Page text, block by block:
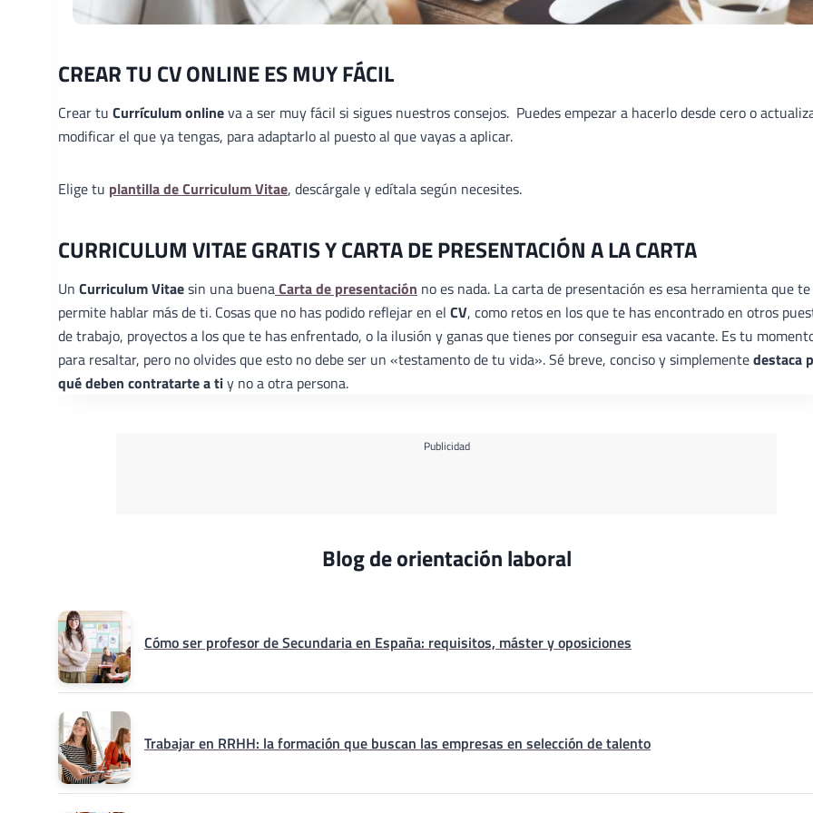
CREAR TU CV ONLINE ES MUY FÁCIL
Crear tu Currículum onlineva a ser muy fácil si sigues nuestros consejos. Puedes empezar a hacerlo desde cero o
modificar el que ya tengas, para adaptarlo al puesto al que vayas a aplicar.
Elige tu plantilla de Curriculum Vitae, descárgale y edítala según necesites.
CURRICULUM VITAE GRATIS Y CARTA DE PRESENTACIÓN A LA CARTA
Un Curriculum Vitaesin una buenaCarta de presentación no es nada. La carta de presentación es esa herramienta que te
permite hablar más de ti. Cosas que no has podido reflejar en el CV, como retos en los que te has encontrado en otros
de trabajo, proyectos a los que te has enfrentado, o la ilusión y ganas que tienes por conseguir esa vacante. Es tu
para resaltar, pero no olvides que esto no debe ser un «testamento de tu vida». Sé breve, conciso y simplementedestaca
qué deben contratarte a tiy no a otra persona.
Publicidad
Blog de orientación laboral
Cómo ser profesor de Secundaria en España: requisitos, máster y oposiciones
Trabajar en RRHH: la formación que buscan las empresas en selección de talento